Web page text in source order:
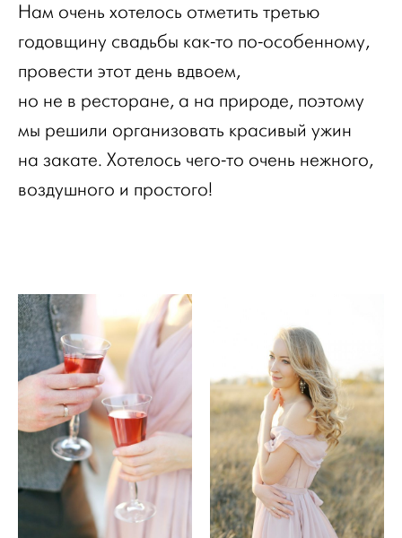
Нам очень хотелось отметить третью
годовщину свадьбы как-то по-особенному,
провести этот день вдвоем,
но не в ресторане, а на природе, поэтому
мы решили организовать красивый ужин
на закате. Хотелось чего-то очень нежного,
воздушного и простого!